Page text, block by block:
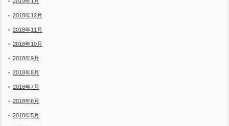
2018年12月
2018年11月
2018年10月
2018年9月
2018年8月
2018年7月
2018年6月
2018年5月